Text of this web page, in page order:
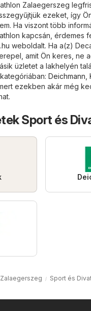
Zalaegerszeg
ezeket, így
Ha viszont több
kapcsán, érdemes
weboldalt. Ha a(z)
amit Ön keres, ne
üzletet a lakhelyén
kategóriában: Deichmann
ezekben akár még
Sport és
Sport és